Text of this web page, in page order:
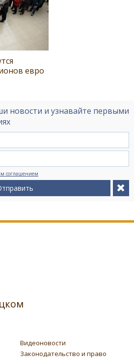
евро
новости и узнавайте первыми
соглашением
Видеоновости
Законодательство и право